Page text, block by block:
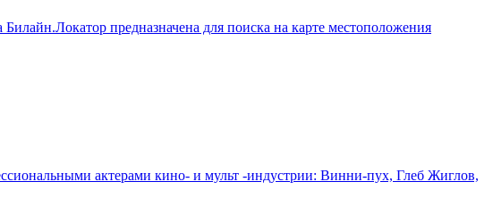
предназначена для поиска на карте местоположения
актерами кино- и мульт -индустрии: Винни-пух, Глеб Жиглов,